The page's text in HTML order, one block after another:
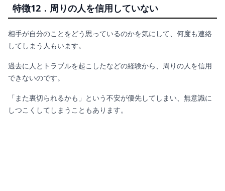
特徴12．周りの人を信用していない
相手が自分のことをどう思っているのかを気にして、何度も連絡
してしまう人もいます。
過去に人とトラブルを起こしたなどの経験から、周りの人を信用
できないのです。
「また裏切られるかも」という不安が優先してしまい、無意識に
しつこくしてしまうこともあります。